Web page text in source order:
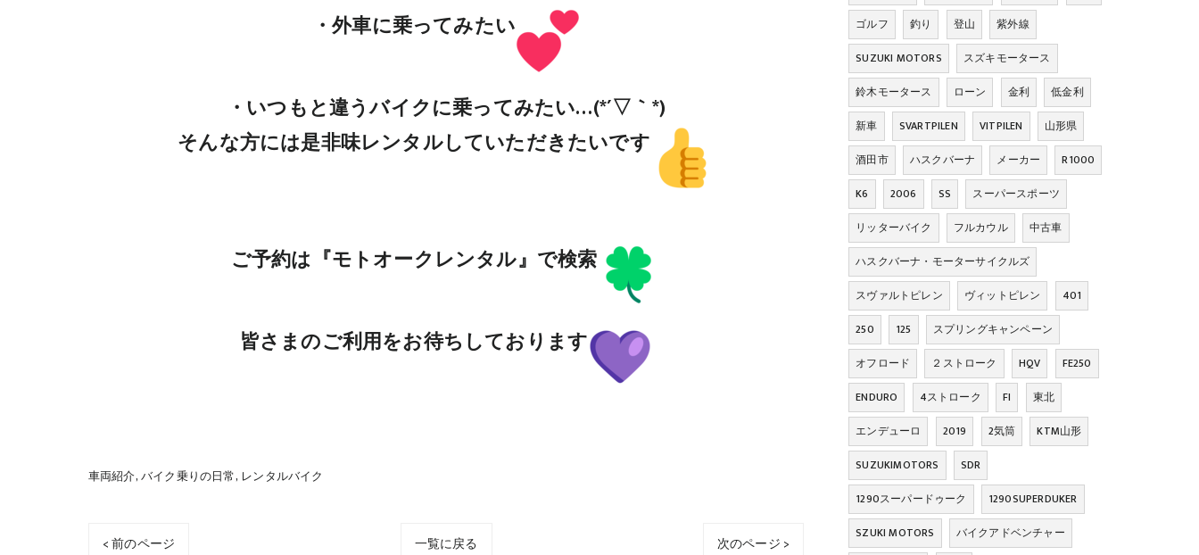
・外車に乗ってみたい
・いつもと違うバイクに乗ってみたい…(*´▽｀*)
そんな方には是非味レンタルしていただきたいです
ご予約は『モトオークレンタル』で検索
皆さまのご利用をお待ちしております
車両紹介 バイク乗りの日常 レンタルバイク
< 前のページ 一覧に戻る 次のページ >
ゴルフ
釣り 登山
紫外線
SUZUKI MOTORS
スズキモータース
鈴木モータース
ローン 金利
低金利
新車
SVARTPILEN VITPILEN
山形県
酒田市
ハスクバーナ メーカー
R1000
K6
2006 SS
スーパースポーツ
リッターバイク
フルカウル
中古車
ハスクバーナ・モーターサイクルズ
スヴァルトピレン
ヴィットピレン
401
250
125
スプリングキャンペーン
オフロード
２ストローク HQV
FE250
ENDURO
4ストローク FI
東北
エンデューロ
2019 2気筒
KTM山形
SUZUKIMOTORS
SDR
1290スーパードゥーク
1290SUPERDUKER
SZUKI MOTORS
バイクアドベンチャー